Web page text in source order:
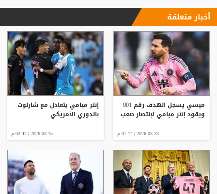
أخبار متعلقة
ميسي يسجل الهدف رقم 901
ويقود إنتر ميامي لإنتصار صعب
2026-03-23 | 07:14 م
إنتر ميامي يتعادل مع شارلوت
بالدوري الأمريكي
2026-03-15 | 02:47 م